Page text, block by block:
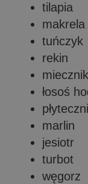
tilapia
tuńczyk
rekin
miecznik
łosoś
marlin
jesiotr
turbot
węgorz